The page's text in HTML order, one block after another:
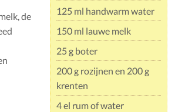
125 ml handwarm water
150 ml lauwe melk
25 g boter
200 g rozijnen en 200 g
krenten
4 el rum of water
de